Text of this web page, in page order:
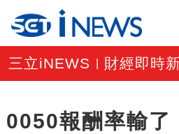
三立iNEWS 財經即時
0050報酬率輸了